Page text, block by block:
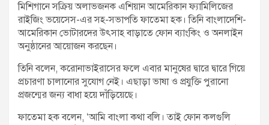
মিশিগানে সক্রিয় অলাভজনক এশিয়ান আমেরিকান ফ্যামিলিজের
রাইজিং ভয়েসেস-এর সহ-সভাপতি ফাতেমা হক। তিনি বাংলাদেশি-
আমেরিকান ভোটারদের উৎসাহ বাড়াতে ফোন ব্যাংকিং ও অনলাইন
অনুষ্ঠানের আয়োজন করছেন।
তিনি বলেন, করোনাভাইরাসের ফলে এবার মানুষের দ্বারে দ্বারে গিয়ে
প্রচারণা চালানোর সুযোগ নেই। এছাড়া ভাষা ও প্রযুক্তি পুরানো
প্রজন্মের জন্য বাধা হয়ে দাঁড়িয়েছে।
ফাতেমা হক বলেন, ‘আমি বাংলা কথা বলি। তাই ফোন কলগুলি